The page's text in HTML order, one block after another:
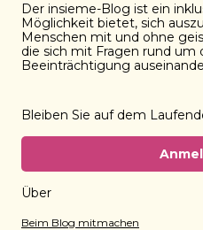
Der insieme-Blog ist ein
Möglichkeit bietet, sich
Menschen mit und ohne
die sich mit Fragen rund um
Beeinträchtigung
Bleiben Sie auf dem
Über
Beim Blog mitmachen